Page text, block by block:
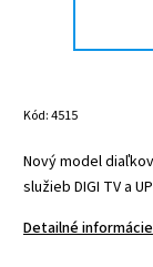
Kód:4515
Nový model
služieb DIGI TV a
Detailné informácie